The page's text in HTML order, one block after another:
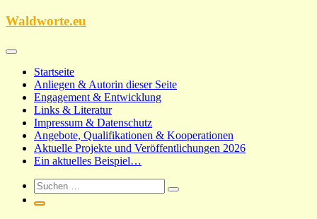
Zum
Waldworte.eu
Startseite
Anliegen & Autorin dieser Seite
Engagement & Entwicklung
Links & Literatur
Impressum & Datenschutz
Angebote, Qualifikationen & Kooperationen
Aktuelle Projekte und Veröffentlichungen 2026
Ein aktuelles Beispiel…